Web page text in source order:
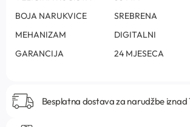
BOJA NARUKVICE
SREBRENA
MEHANIZAM
DIGITALNI
GARANCIJA
24 MJESECA
Besplatna dostava za narudžbe iznad